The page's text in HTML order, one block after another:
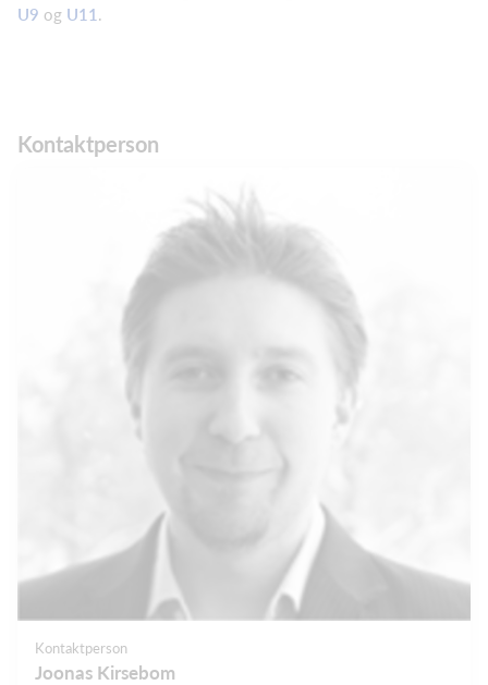
U9 og U11 .
Kontaktperson
Kontaktperson
Joonas Kirsebom